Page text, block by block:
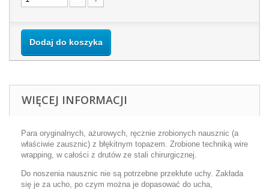
Dodaj do koszyka
WIĘCEJ INFORMACJI
Para oryginalnych, ażurowych, ręcznie zrobionych nausznic (a
właściwie zausznic) z błękitnym topazem. Zrobione techniką wire
wrapping, w całości z drutów ze stali chirurgicznej.
Do noszenia nausznic nie są potrzebne przekłute uchy. Zakłada
się je za ucho, po czym można je dopasować do ucha,